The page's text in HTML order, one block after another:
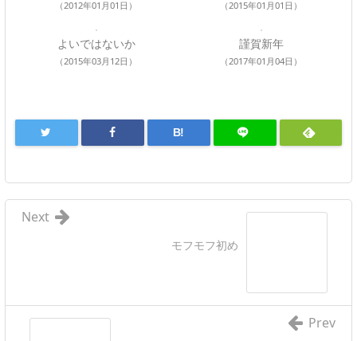
（2012年01月01日） （2015年01月01日）
よいではないか
（2015年03月12日）
謹賀新年
（2017年01月04日）
B!
モフモフ初め
Next
Prev